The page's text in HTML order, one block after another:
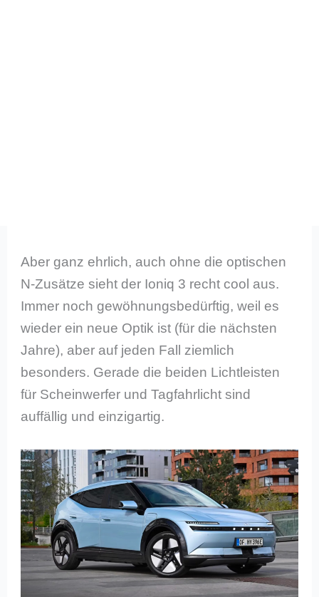
Aber ganz ehrlich, auch ohne die optischen
N-Zusätze sieht der Ioniq 3 recht cool aus.
Immer noch gewöhnungsbedürftig, weil es
wieder ein neue Optik ist (für die nächsten
Jahre), aber auf jeden Fall ziemlich
besonders. Gerade die beiden Lichtleisten
für Scheinwerfer und Tagfahrlicht sind
auffällig und einzigartig.